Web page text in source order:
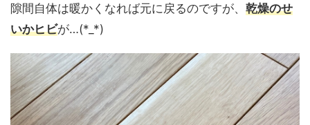
隙間自体は暖かくなれば元に戻るのですが、 乾燥のせ
いかヒビが…(*_*)